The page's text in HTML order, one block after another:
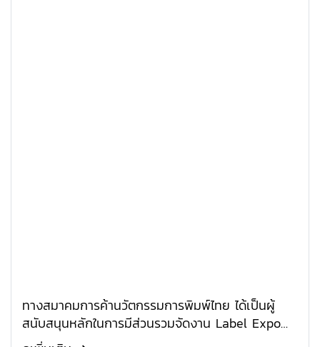
ทางสมาคมการค้านวัตกรรมการพิมพ์ไทย ได้เป็นผู้
สนับสนุนหลักในการมีส่วนรวมจัดงาน Label Expo
South East Asia 2025 ณ ไบเทค บางนา วันที่ 8-10